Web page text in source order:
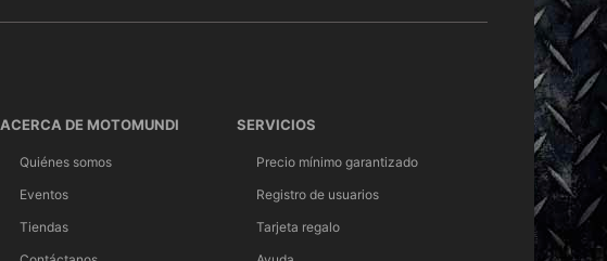
ACERCA DE MOTOMUNDI
Quiénes somos
Eventos
Tiendas
SERVICIOS
Precio mínimo garantizado
Registro de usuarios
Tarjeta regalo